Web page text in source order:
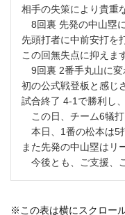
相手の失策により貴重
8回裏 先発の中山塁
先頭打者に中前安打を
この回無失点に抑えま
9回裏 2番手丸山に変
初の公式戦登板と感じ
試合終了 4-1で勝利し
この日、チーム6犠打
本日、1番の松本は5
また先発の中山塁はリ
今後とも、ご支援、
※この表は横にスクロー